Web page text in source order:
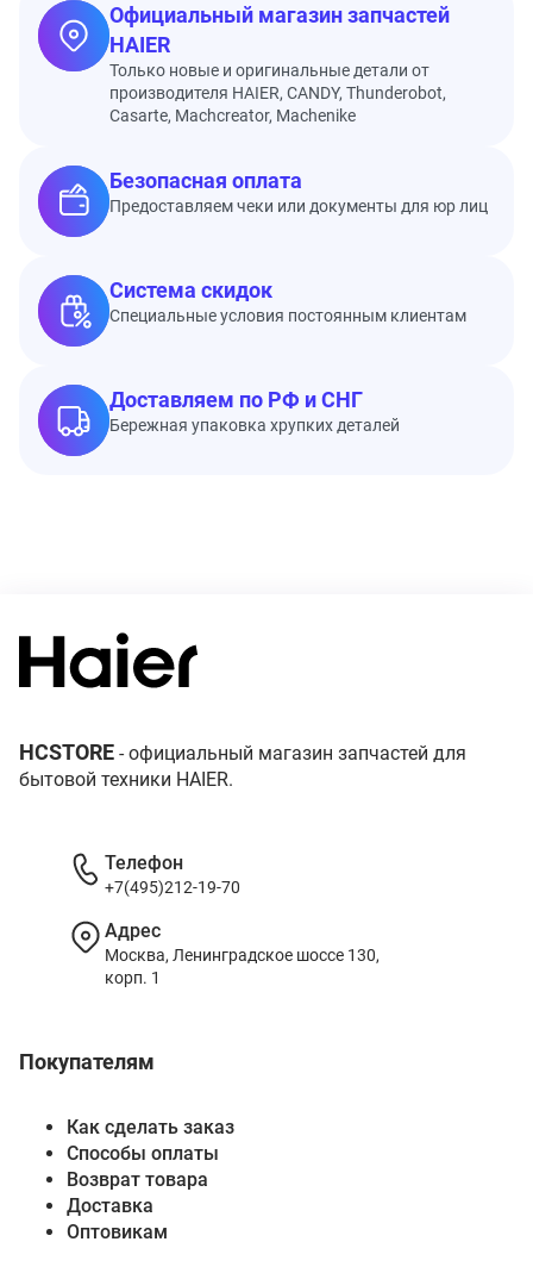
Официальный магазин запчастей
HAIER
Только новые и оригинальные детали от
производителя HAIER, CANDY, Thunderobot,
Casarte, Machcreator, Machenike
Безопасная оплата
Предоставляем чеки или документы для юр лиц
Система скидок
Специальные условия постоянным клиентам
Доставляем по РФ и СНГ
Бережная упаковка хрупких деталей
HCSTORE - официальный магазин запчастей для
бытовой техники HAIER.
Покупателям
Как сделать заказ
Способы оплаты
Возврат товара
Доставка
Оптовикам
Телефон
+7(495)212-19-70
Адрес
Москва, Ленинградское шоссе 130,
корп. 1